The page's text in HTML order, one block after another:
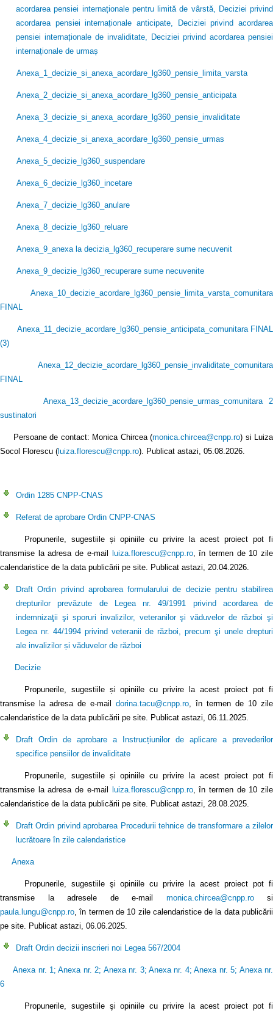
acordarea pensiei internaționale pentru limită de vârstă, Deciziei privind
acordarea pensiei internaționale anticipate, Deciziei privind acordarea
pensiei internaționale de invaliditate, Deciziei privind acordarea pensiei
internaționale de urmaș
Anexa_1_decizie_si_anexa_acordare_lg360_pensie_limita_varsta
Anexa_2_decizie_si_anexa_acordare_lg360_pensie_anticipata
Anexa_3_decizie_si_anexa_acordare_lg360_pensie_invaliditate
Anexa_4_decizie_si_anexa_acordare_lg360_pensie_urmas
Anexa_5_decizie_lg360_suspendare
Anexa_6_decizie_lg360_incetare
Anexa_7_decizie_lg360_anulare
Anexa_8_decizie_lg360_reluare
Anexa_9_anexa la decizia_lg360_recuperare sume necuvenit
Anexa_9_decizie_lg360_recuperare sume necuvenite
Anexa_10_decizie_acordare_lg360_pensie_limita_varsta_comunitara
FINAL
Anexa_11_decizie_acordare_lg360_pensie_anticipata_comunitara FINAL
(3)
Anexa_12_decizie_acordare_lg360_pensie_invaliditate_comunitara
FINAL
Anexa_13_decizie_acordare_lg360_pensie_urmas_comunitara 2
sustinatori
Persoane de contact: Monica Chircea (monica.chircea@cnpp.ro) si Luiza
Socol Florescu ( luiza.florescu@cnpp.ro). Publicat astazi, 05.08.2026.
Ordin 1285 CNPP-CNAS
Referat de aprobare Ordin CNPP-CNAS
Propunerile, sugestiile și opiniile cu privire la acest proiect pot fi
transmise la adresa de e-mail
luiza.florescu@cnpp.ro, în termen de 10 zile
calendaristice de la data publicării pe site. Publicat astazi, 20.04.2026.
Draft Ordin privind aprobarea formularului de decizie pentru stabilirea
drepturilor prevăzute de Legea nr. 49/1991 privind acordarea de
indemnizaţii şi sporuri invalizilor, veteranilor şi văduvelor de război şi
Legea nr. 44/1994 privind veteranii de război, precum şi unele drepturi
ale invalizilor și văduvelor de război
Decizie
Propunerile, sugestiile și opiniile cu privire la acest proiect pot fi
transmise la adresa de e-mail dorina.tacu@cnpp.ro , în termen de 10 zile
calendaristice de la data publicării pe site. Publicat astazi, 06.11.2025.
Draft Ordin de aprobare a Instrucțiunilor de aplicare a prevederilor
specifice pensiilor de invaliditate
Propunerile, sugestiile și opiniile cu privire la acest proiect pot fi
transmise la adresa de e-mail
luiza.florescu@cnpp.ro, în termen de 10 zile
calendaristice de la data publicării pe site. Publicat astazi, 28.08.2025.
Draft Ordin privind aprobarea Procedurii tehnice de transformare a zilelor
lucrătoare în zile calendaristice
Anexa
Propunerile, sugestiile şi opiniile cu privire la acest proiect pot fi
transmise la adresele de e-mail monica.chircea@cnpp.rosi
paula.lungu@cnpp.ro , în termen de 10 zile calendaristice de la data publicării
pe site. Publicat astazi, 06.06.2025.
Draft Ordin decizii inscrieri noi Legea 567/2004
Anexa nr. 1 ;Anexa nr. 2; Anexa nr. 3;Anexa nr. 4;Anexa nr. 5; Anexa nr.
6
Propunerile, sugestiile şi opiniile cu privire la acest proiect pot fi